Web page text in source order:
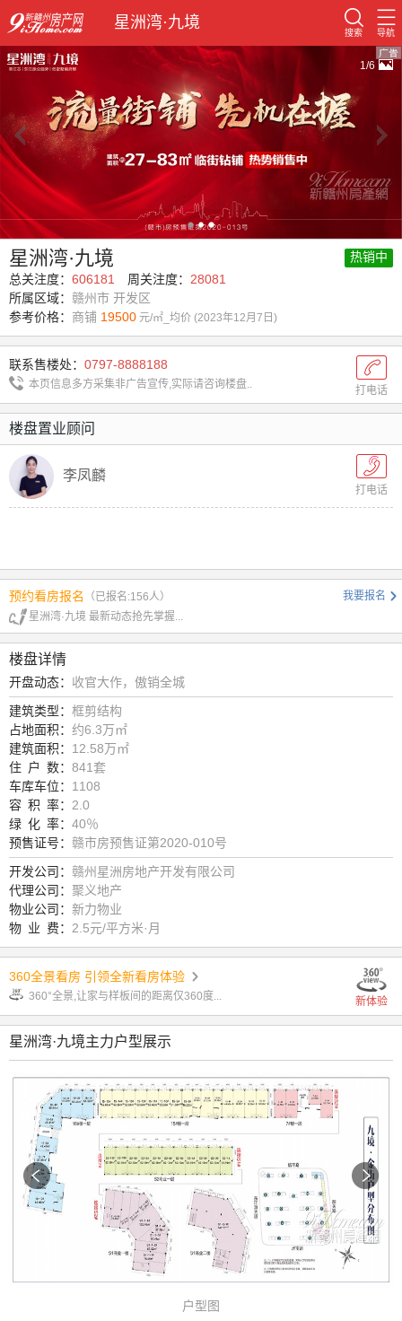
星洲湾·九境
搜索 导航
1/6
星洲湾·九境 热销中
总关注度： 606181 周关注度： 28081
所属区域： 赣州市 开发区
参考价格： 商铺 19500 元/㎡_均价 (2023年12月7日)
打电话
联系售楼处： 0797-8888188
本页信息多方采集非广告宣传,实际请咨询楼盘..
楼盘置业顾问
李凤麟
打电话
我要报名
预约看房报名
（已报名:156人）
星洲湾·九境 最新动态抢先掌握...
楼盘详情
开盘动态： 收官大作，傲销全城
建筑类型： 框剪结构
占地面积： 约6.3万㎡
建筑面积： 12.58万㎡
住 户 数： 841套
车库车位： 1108
容 积 率： 2.0
绿 化 率： 40％
预售证号： 赣市房预售证第2020-010号
开发公司： 赣州星洲房地产开发有限公司
代理公司： 聚义地产
物业公司： 新力物业
物 业 费： 2.5元/平方米·月
新体验
360全景看房 引领全新看房体验
360°全景,让家与样板间的距离仅360度...
星洲湾·九境主力户型展示
户型图